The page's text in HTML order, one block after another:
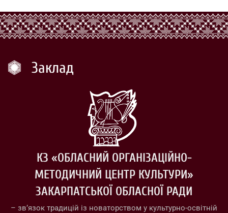
Заклад
КЗ «ОБЛАСНИЙ ОРГАНІЗАЦІЙНО-
МЕТОДИЧНИЙ ЦЕНТР КУЛЬТУРИ»
ЗАКАРПАТСЬКОЇ ОБЛАСНОЇ РАДИ
– зв’язок традицій із новаторством у культурно-освітній